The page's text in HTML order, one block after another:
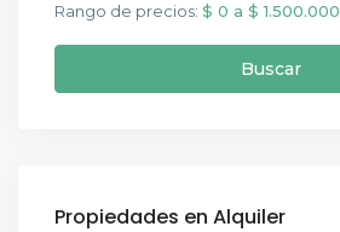
Rango de precios: $ 0 a $ 1.500.000
Buscar
Propiedades en Alquiler